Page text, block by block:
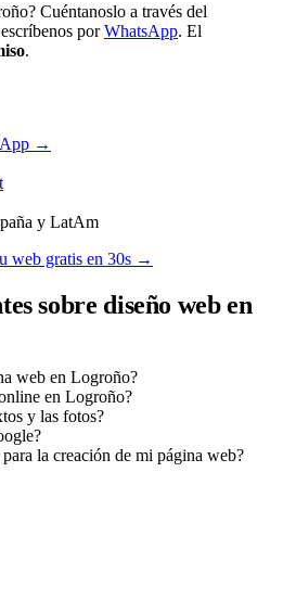
Cuéntanoslo a través del
porWhatsApp. El
.
→
y LatAm
web gratis en 30s →
sobre diseño web en
web en Logroño?
en Logroño?
y las fotos?
la creación de mi página web?